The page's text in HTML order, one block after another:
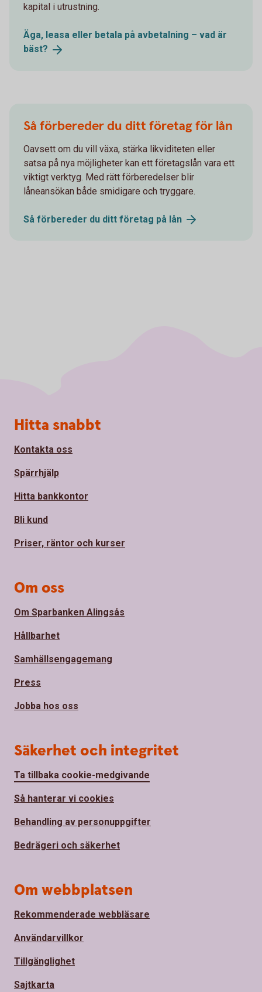
kapital i utrustning.
Äga, leasa eller betala på avbetalning – vad är
bäst?
Så förbereder du ditt företag för lån
Oavsett om du vill växa, stärka likviditeten eller
satsa på nya möjligheter kan ett företagslån vara ett
viktigt verktyg. Med rätt förberedelser blir
låneansökan både smidigare och tryggare.
Så förbereder du ditt företag på lån
Sidfot
Hitta snabbt
Kontakta oss
Spärrhjälp
Hitta bankkontor
Bli kund
Priser, räntor och kurser
Om oss
Om Sparbanken Alingsås
Hållbarhet
Samhällsengagemang
Press
Jobba hos oss
Säkerhet och integritet
Ta tillbaka cookie-medgivande
Så hanterar vi cookies
Behandling av personuppgifter
Bedrägeri och säkerhet
Om webbplatsen
Rekommenderade webbläsare
Användarvillkor
Tillgänglighet
Sajtkarta